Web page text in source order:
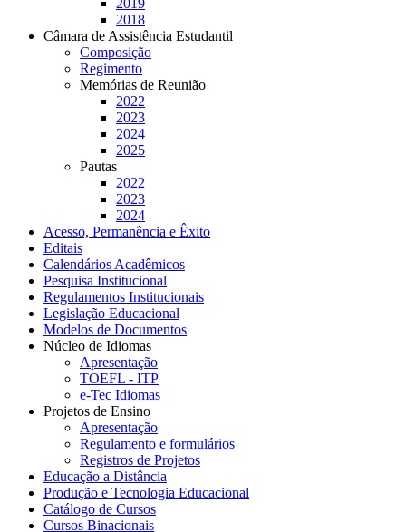
2019
2018
Câmara de Assistência Estudantil
Composição
Regimento
Memórias de Reunião
2022
2023
2024
2025
Pautas
2022
2023
2024
Acesso, Permanência e Êxito
Editais
Calendários Acadêmicos
Pesquisa Institucional
Regulamentos Institucionais
Legislação Educacional
Modelos de Documentos
Núcleo de Idiomas
Apresentação
TOEFL - ITP
e-Tec Idiomas
Projetos de Ensino
Apresentação
Regulamento e formulários
Registros de Projetos
Educação a Distância
Produção e Tecnologia Educacional
Catálogo de Cursos
Cursos Binacionais